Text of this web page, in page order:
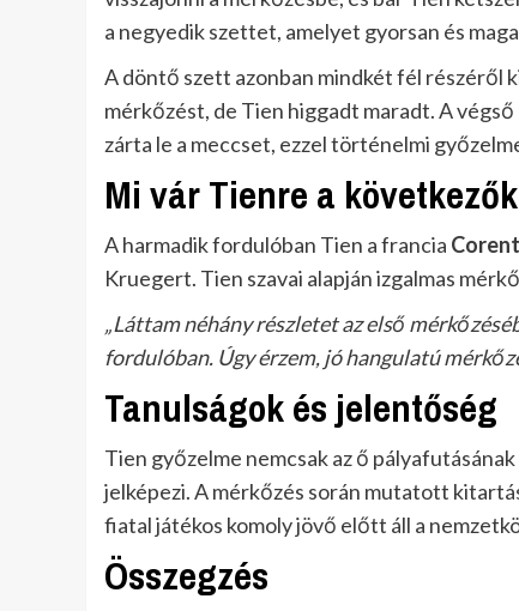
a negyedik szettet, amelyet gyorsan és
A döntő szett azonban mindkét fél részéről
mérkőzést, de Tien higgadt maradt. A
zárta le a meccset, ezzel történelmi
Mi vár Tienre a
A harmadik fordulóban Tien a francia
Kruegert. Tien szavai alapján izgalmas
„Láttam néhány részletet az első
fordulóban. Úgy érzem, jó hangulatú
Tanulságok és jelentőség
Tien győzelme nemcsak az ő
jelképezi. A mérkőzés során mutatott
fiatal játékos komoly jövő előtt áll a
Összegzés